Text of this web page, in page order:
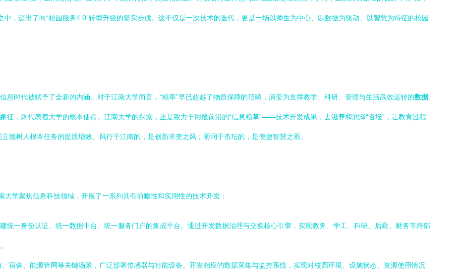
，迈出了向“校园服务4.0”转型升级的坚实步伐。这不仅是一次技术的迭代，更是一场以师生为中心、以数据为驱动、以智慧为特征的校园
息时代被赋予了全新的内涵。对于江南大学而言，“粮草”早已超越了物质保障的范畴，演变为支撑教学、科研、管理与生活高效运转的数据
征，则代表着大学的根本使命。江南大学的探索，正是致力于用最前沿的“信息粮草”——技术开发成果，去滋养和润泽“杏坛”，让教育过程
德树人根本任务的提质增效。风行于江南的，是创新求变之风；雨润于杏坛的，是便捷智慧之雨。
学聚焦信息科技领域，开展了一系列具有前瞻性和实用性的技术开发：
建统一身份认证、统一数据中台、统一服务门户的集成平台。通过开发数据治理与交换核心引擎，实现教务、学工、科研、后勤、财务等跨部
、宿舍、能源管网等关键场景，广泛部署传感器与智能设备。开发相应的数据采集与监控系统，实现对校园环境、设施状态、资源使用情况